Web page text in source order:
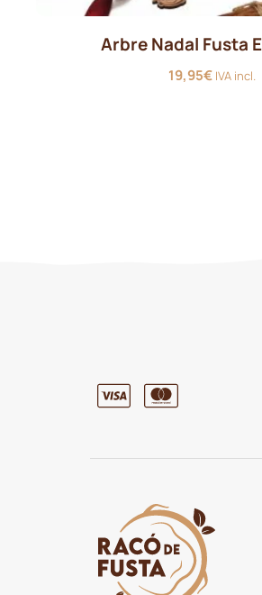
Arbre Nadal Fusta
19,95€ IVA incl.